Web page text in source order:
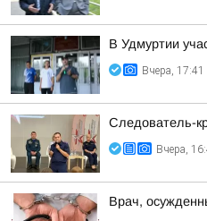
В Удмуртии
Вчера, 17:41
Следователь-
Вчера,
Врач,